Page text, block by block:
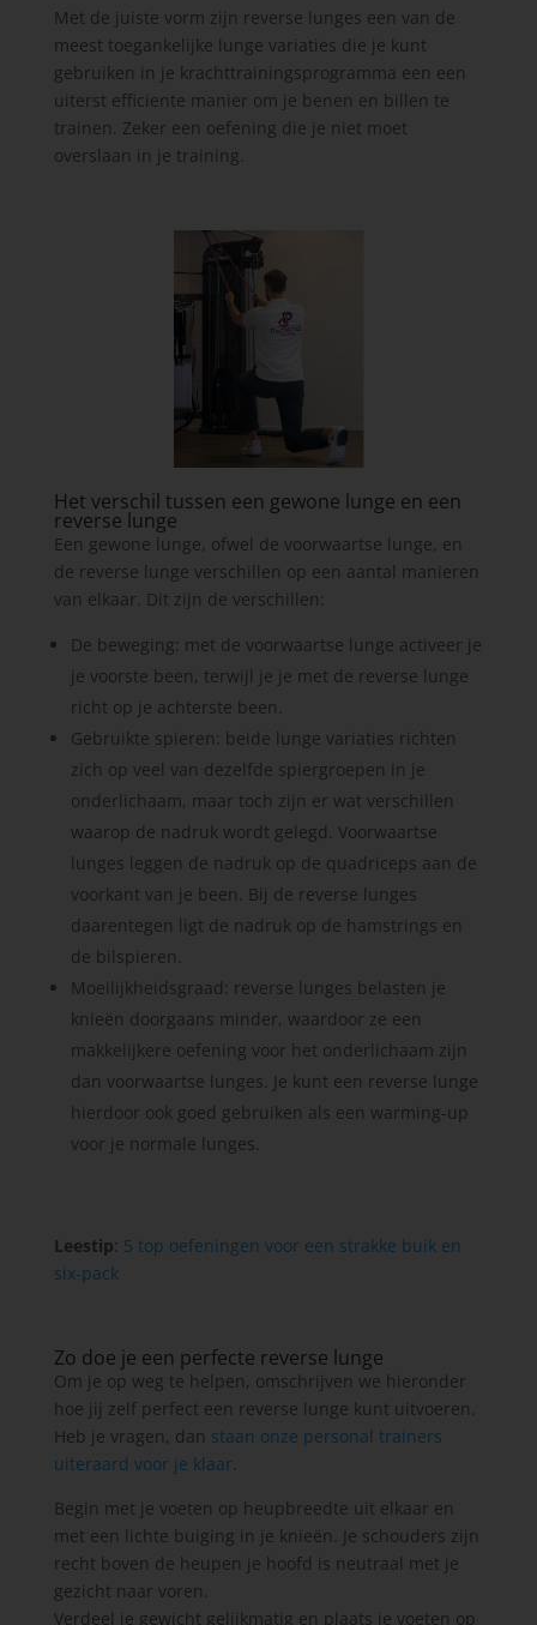
Met de juiste vorm zijn reverse lunges een van de
meest toegankelijke lunge variaties die je kunt
gebruiken in je krachttrainingsprogramma een een
uiterst efficiente manier om je benen en billen te
trainen. Zeker een oefening die je niet moet
overslaan in je training.
Het verschil tussen een gewone lunge en een
reverse lunge
Een gewone lunge, ofwel de voorwaartse lunge, en
de reverse lunge verschillen op een aantal manieren
van elkaar. Dit zijn de verschillen:
De beweging: met de voorwaartse lunge activeer je
je voorste been, terwijl je je met de reverse lunge
richt op je achterste been.
Gebruikte spieren: beide lunge variaties richten
zich op veel van dezelfde spiergroepen in je
onderlichaam, maar toch zijn er wat verschillen
waarop de nadruk wordt gelegd. Voorwaartse
lunges leggen de nadruk op de quadriceps aan de
voorkant van je been. Bij de reverse lunges
daarentegen ligt de nadruk op de hamstrings en
de bilspieren.
Moeilijkheidsgraad: reverse lunges belasten je
knieën doorgaans minder, waardoor ze een
makkelijkere oefening voor het onderlichaam zijn
dan voorwaartse lunges. Je kunt een reverse lunge
hierdoor ook goed gebruiken als een warming-up
voor je normale lunges.
Leestip: 5 top oefeningen voor een strakke buik en
six-pack
Zo doe je een perfecte reverse lunge
Om je op weg te helpen, omschrijven we hieronder
hoe jij zelf perfect een reverse lunge kunt uitvoeren.
Heb je vragen, dan staan onze personal trainers
uiteraard voor je klaar.
Begin met je voeten op heupbreedte uit elkaar en
met een lichte buiging in je knieën. Je schouders zijn
recht boven de heupen je hoofd is neutraal met je
gezicht naar voren.
Verdeel je gewicht gelijkmatig en plaats je voeten op